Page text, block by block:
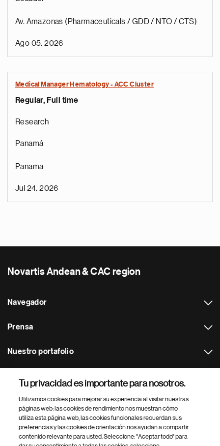
Av. Amazonas (Pharmaceuticals / GDD / NTO / CTS)
Ago 05, 2026
Medical Manager Hematology - ACC Cluster
Regular, Full time
Research
Panamá
Panama
Jul 24, 2026
Novartis Andean & CAC region
Navegador
Prensa
Nuestro portafolio
Footer Site Search
Tu privacidad es importante para nosotros.
Utilizamos cookies para mejorar su experiencia al visitar nuestras
páginas web: las cookies de rendimiento nos muestran cómo
utiliza esta página web, las cookies funcionales recuerdan sus
preferencias y las cookies de orientación nos ayudan a compartir
contenido relevante para usted. Seleccione: "Aceptar todo" para